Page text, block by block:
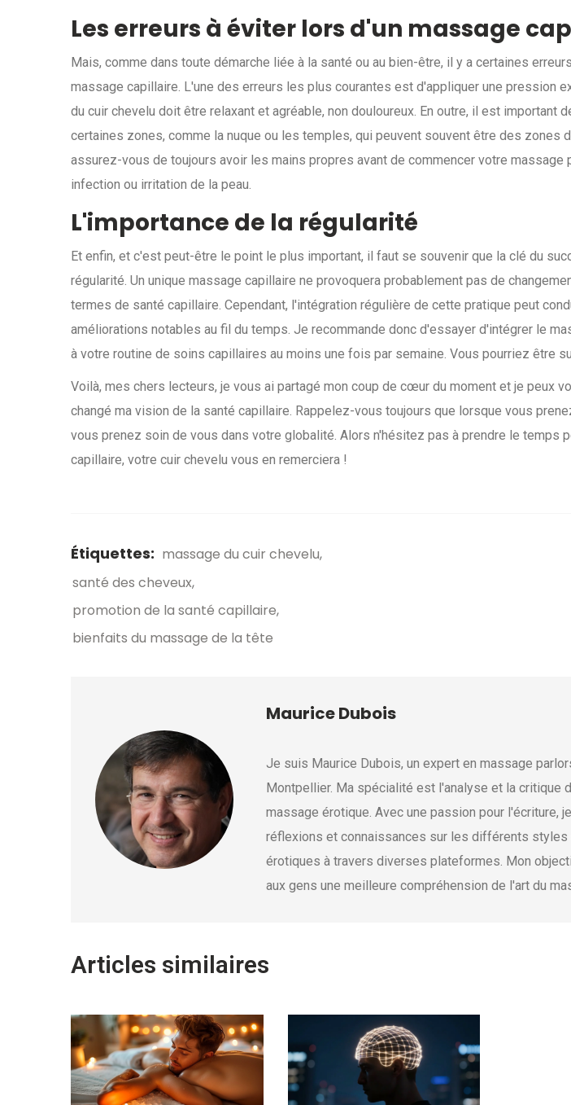
Les erreurs à éviter lors d'un massage
Mais, comme dans toute démarche liée à la santé ou au bien-être, il y a certaines
massage capillaire. L'une des erreurs les plus courantes est d'appliquer une pression
du cuir chevelu doit être relaxant et agréable, non douloureux. En outre, il est important
certaines zones, comme la nuque ou les temples, qui peuvent souvent être des zones
assurez-vous de toujours avoir les mains propres avant de commencer votre massage
infection ou irritation de la peau.
L'importance de la régularité
Et enfin, et c'est peut-être le point le plus important, il faut se souvenir que la clé du
régularité. Un unique massage capillaire ne provoquera probablement pas de
termes de santé capillaire. Cependant, l'intégration régulière de cette pratique peut
améliorations notables au fil du temps. Je recommande donc d'essayer d'intégrer le
à votre routine de soins capillaires au moins une fois par semaine. Vous pourriez être
Voilà, mes chers lecteurs, je vous ai partagé mon coup de cœur du moment et je peux
changé ma vision de la santé capillaire. Rappelez-vous toujours que lorsque vous
vous prenez soin de vous dans votre globalité. Alors n'hésitez pas à prendre le temps
capillaire, votre cuir chevelu vous en remerciera !
Étiquettes: massage du cuir chevelu
santé des cheveux
promotion de la santé capillaire
bienfaits du massage de la tête
Maurice Dubois
Je suis Maurice Dubois, un expert en massage
Montpellier. Ma spécialité est l'analyse et la critique
massage érotique. Avec une passion pour l'écriture,
réflexions et connaissances sur les différents styles
érotiques à travers diverses plateformes. Mon
aux gens une meilleure compréhension de l'art du
Articles similaires